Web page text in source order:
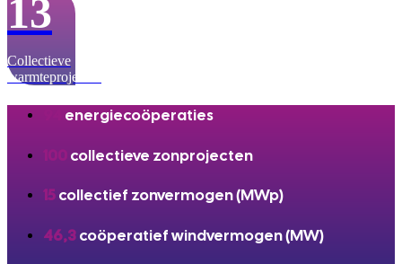
13
Collectieve
warmteprojecten
energiecoöperaties
100collectieve zonprojecten
15collectief zonvermogen (MWp)
46,3coöperatief windvermogen (MW)